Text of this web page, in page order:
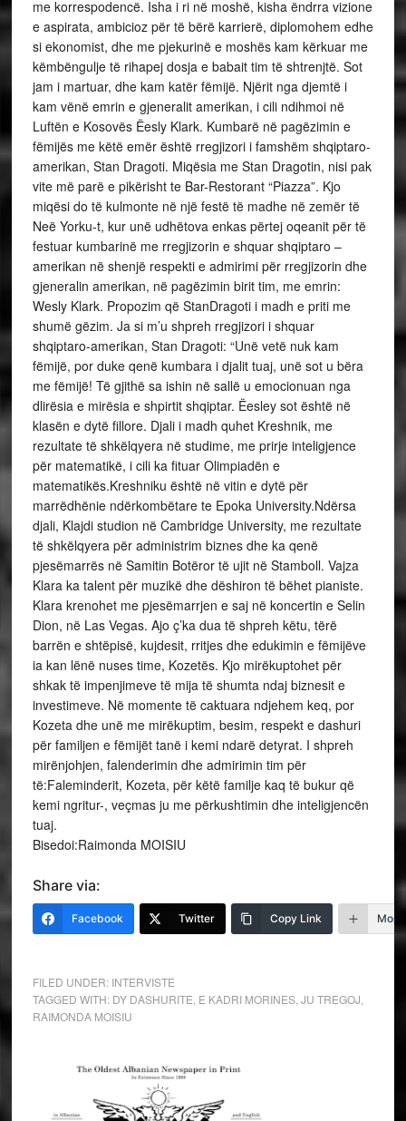
me korrespodencë. Isha i ri në moshë, kisha ëndrra vizione
e aspirata, ambicioz për të bërë karrierë, diplomohem edhe
si ekonomist, dhe me pjekurinë e moshës kam kërkuar me
këmbëngulje të rihapej dosja e babait tim të shtrenjtë. Sot
jam i martuar, dhe kam katër fëmijë. Njërit nga djemtë i
kam vënë emrin e gjeneralit amerikan, i cili ndihmoi në
Luftën e Kosovës Ëesly Klark. Kumbarë në pagëzimin e
fëmijës me këtë emër është rregjizori i famshëm shqiptaro-
amerikan, Stan Dragoti. Miqësia me Stan Dragotin, nisi pak
vite më parë e pikërisht te Bar-Restorant “Piazza”. Kjo
miqësi do të kulmonte në një festë të madhe në zemër të
Neë Yorku-t, kur unë udhëtova enkas përtej oqeanit për të
festuar kumbarinë me rregjizorin e shquar shqiptaro –
amerikan në shenjë respekti e admirimi për rregjizorin dhe
gjeneralin amerikan, në pagëzimin birit tim, me emrin:
Wesly Klark. Propozim që StanDragoti i madh e priti me
shumë gëzim. Ja si m’u shpreh rregjizori i shquar
shqiptaro-amerikan, Stan Dragoti: “Unë vetë nuk kam
fëmijë, por duke qenë kumbara i djalit tuaj, unë sot u bëra
me fëmijë! Të gjithë sa ishin në sallë u emocionuan nga
dlirësia e mirësia e shpirtit shqiptar. Ëesley sot është në
klasën e dytë fillore. Djali i madh quhet Kreshnik, me
rezultate të shkëlqyera në studime, me prirje inteligjence
për matematikë, i cili ka fituar Olimpiadën e
matematikës.Kreshniku është në vitin e dytë për
marrëdhënie ndërkombëtare te Epoka University.Ndërsa
djali, Klajdi studion në Cambridge University, me rezultate
të shkëlqyera për administrim biznes dhe ka qenë
pjesëmarrës në Samitin Botëror të ujit në Stamboll. Vajza
Klara ka talent për muzikë dhe dëshiron të bëhet pianiste.
Klara krenohet me pjesëmarrjen e saj në koncertin e Selin
Dion, në Las Vegas. Ajo ç’ka dua të shpreh këtu, tërë
barrën e shtëpisë, kujdesit, rritjes dhe edukimin e fëmijëve
ia kan lënë nuses time, Kozetës. Kjo mirëkuptohet për
shkak të impenjimeve të mija të shumta ndaj biznesit e
investimeve. Në momente të caktuara ndjehem keq, por
Kozeta dhe unë me mirëkuptim, besim, respekt e dashuri
për familjen e fëmijët tanë i kemi ndarë detyrat. I shpreh
mirënjohjen, falenderimin dhe admirimin tim për
të:Faleminderit, Kozeta, për këtë familje kaq të bukur që
kemi ngritur-, veçmas ju me përkushtimin dhe inteligjencën
tuaj.
Bisedoi:Raimonda MOISIU
Share via:
Facebook Twitter Copy Link More
FILED UNDER: INTERVISTE
TAGGED WITH: DY DASHURITE E KADRI MORINES, JU TREGOJ
RAIMONDA MOISIU